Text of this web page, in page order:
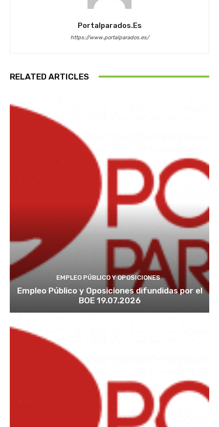
Portalparados.es
https://www.portalparados.es/
RELATED ARTICLES
EMPLEO PÚBLICO Y OPOSICIONES
Empleo Público y Oposiciones difundidas por el
BOE 19.07.2026